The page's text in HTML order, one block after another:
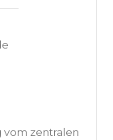
vom zentralen